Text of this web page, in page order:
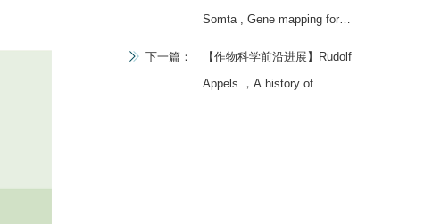
Somta , Gene mapping for
下一篇：
【作物科学前沿进展】Rudolf
Appels ，A history of